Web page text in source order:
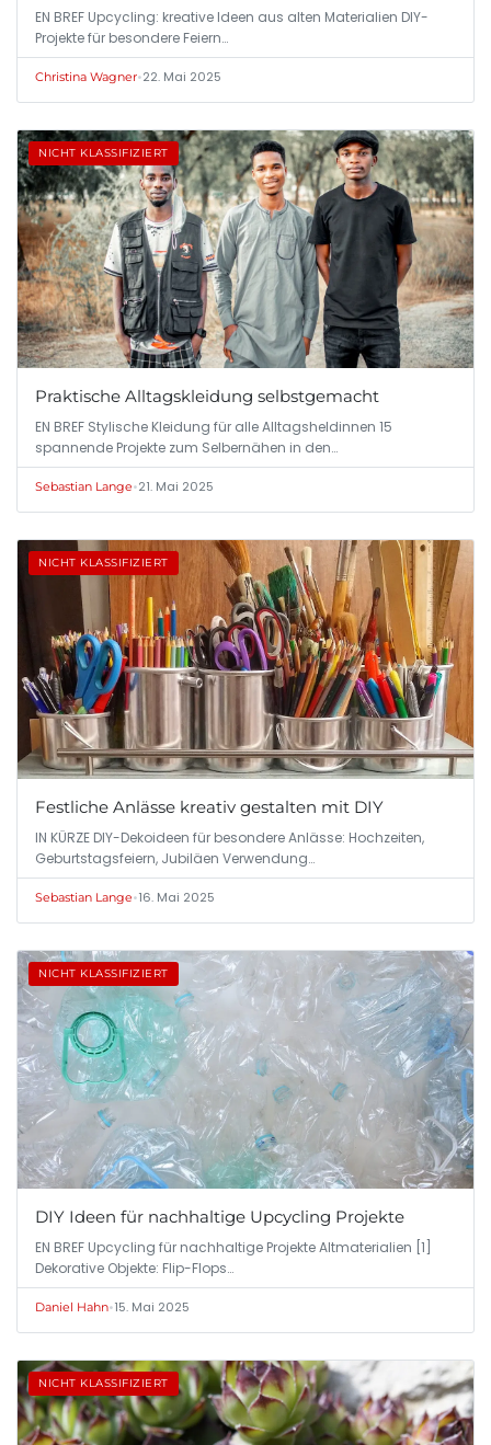
EN BREF Upcycling: kreative Ideen aus alten Materialien DIY-
Projekte für besondere Feiern…
Christina Wagner•22. Mai 2025
NICHT KLASSIFIZIERT
Praktische Alltagskleidung selbstgemacht
EN BREF Stylische Kleidung für alle Alltagsheldinnen 15
spannende Projekte zum Selbernähen in den…
Sebastian Lange•21. Mai 2025
NICHT KLASSIFIZIERT
Festliche Anlässe kreativ gestalten mit DIY
IN KÜRZE DIY-Dekoideen für besondere Anlässe: Hochzeiten,
Geburtstagsfeiern, Jubiläen Verwendung…
Sebastian Lange•16. Mai 2025
NICHT KLASSIFIZIERT
DIY Ideen für nachhaltige Upcycling Projekte
EN BREF Upcycling für nachhaltige Projekte Altmaterialien [1]
Dekorative Objekte: Flip-Flops…
Daniel Hahn•15. Mai 2025
NICHT KLASSIFIZIERT